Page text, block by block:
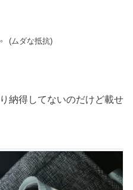
(ムダな抵抗)
納得してないのだけど載せ